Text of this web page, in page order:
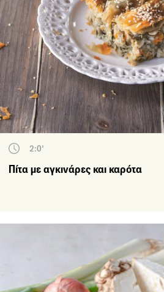
2:0'
Πίτα με αγκινάρες και καρότα